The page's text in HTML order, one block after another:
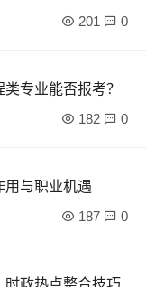
201 0
专业能否报考？
182 0
用与职业机遇
187 0
时政热点整合技巧